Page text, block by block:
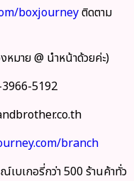
boxjourneyติดตาม
มาย @ นำหน้าด้วยค่ะ)
5192
branch
เบเกอรี่กว่า 500 ร้านค้าทั่ว